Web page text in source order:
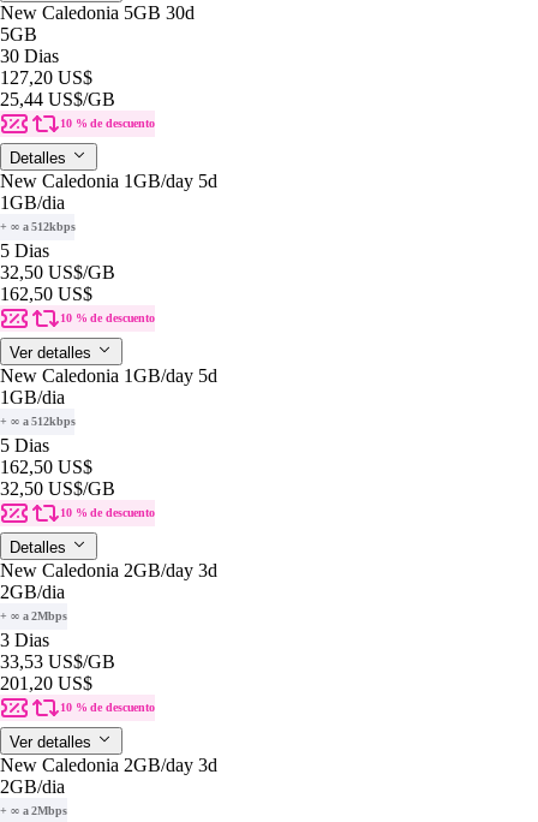
New Caledonia 5GB 30d
5GB
30 Dias
127,20 US$
25,44 US$/GB
10 % de descuento
Detalles
New Caledonia 1GB/day 5d
1GB/dia
+ ∞ a 512kbps
5 Dias
32,50 US$/GB
162,50 US$
10 % de descuento
Ver detalles
New Caledonia 1GB/day 5d
1GB/dia
+ ∞ a 512kbps
5 Dias
162,50 US$
32,50 US$/GB
10 % de descuento
Detalles
New Caledonia 2GB/day 3d
2GB/dia
+ ∞ a 2Mbps
3 Dias
33,53 US$/GB
201,20 US$
10 % de descuento
Ver detalles
New Caledonia 2GB/day 3d
2GB/dia
+ ∞ a 2Mbps